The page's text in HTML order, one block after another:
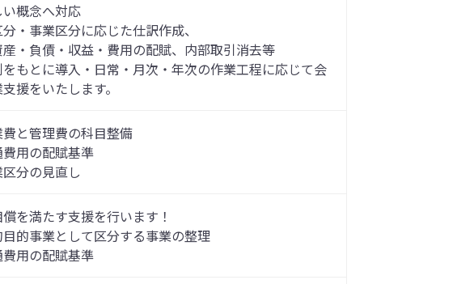
い概念へ対応
・事業区分に応じた仕訳作成、
・負債・収益・費用の配賦、内部取引消去等
をもとに導入・日常・月次・年次の作業工程に応じて会
援をいたします。
費と管理費の科目整備
費用の配賦基準
区分の見直し
を満たす支援を行います！
目的事業として区分する事業の整理
費用の配賦基準